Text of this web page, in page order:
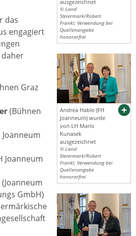
ausgezeichnet
© Land
Steiermark/Robert
Frankl; Verwendung bei
Quellenangabe
honorarfrei
Andrea Hable (FH
Joanneum) wurde
von LH Mario
Kunasek
ausgezeichnet
© Land
Steiermark/Robert
Frankl; Verwendung bei
Quellenangabe
honorarfrei
das
engagiert
Graz
(Bühnen
Joanneum
Joanneum
(Joanneum
GmbH)